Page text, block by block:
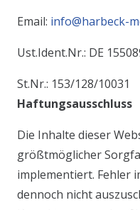
Email: info@harbeck-
Ust.Ident.Nr.: DE
St.Nr.: 153/128/10031
Haftungsausschluss
Die Inhalte dieser
größtmöglicher
implementiert. Fehler
dennoch nicht